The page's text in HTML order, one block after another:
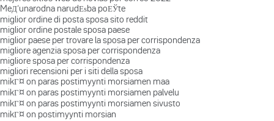
MeД‘unarodna narudЕѕba poЕЎte
miglior ordine di posta sposa sito reddit
miglior ordine postale sposa paese
miglior paese per trovare la sposa per corrispondenza
migliore agenzia sposa per corrispondenza
migliore sposa per corrispondenza
migliori recensioni per i siti della sposa
mikГ¤ on paras postimyynti morsiamen maa
mikГ¤ on paras postimyynti morsiamen palvelu
mikГ¤ on paras postimyynti morsiamen sivusto
mikГ¤ on postimyynti morsian